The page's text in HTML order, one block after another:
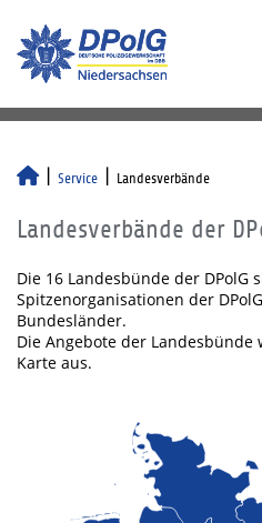
Service Landesverbände
Landesverbände der
Die 16 Landesbünde der DPolG
Spitzenorganisationen der
Bundesländer.
Die Angebote der
Karte aus.